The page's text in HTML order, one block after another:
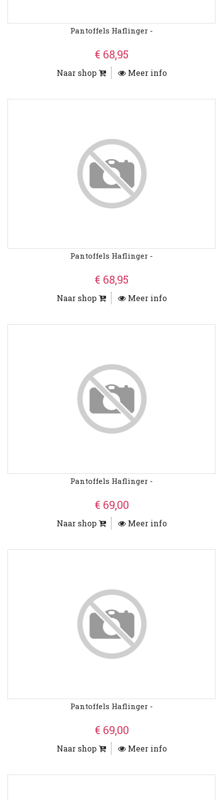
Pantoffels Haflinger -
€ 68,95
Naar shop Meer info
Pantoffels Haflinger -
€ 68,95
Naar shop Meer info
Pantoffels Haflinger -
€ 69,00
Naar shop Meer info
Pantoffels Haflinger -
€ 69,00
Naar shop Meer info